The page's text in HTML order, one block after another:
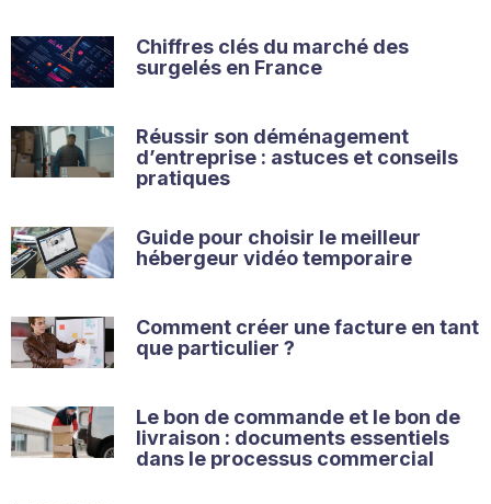
Chiffres clés du marché des
surgelés en France
Réussir son déménagement
d’entreprise : astuces et conseils
pratiques
Guide pour choisir le meilleur
hébergeur vidéo temporaire
Comment créer une facture en tant
que particulier ?
Le bon de commande et le bon de
livraison : documents essentiels
dans le processus commercial